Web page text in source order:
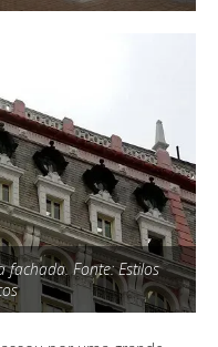
fachada. Fonte: Estilos